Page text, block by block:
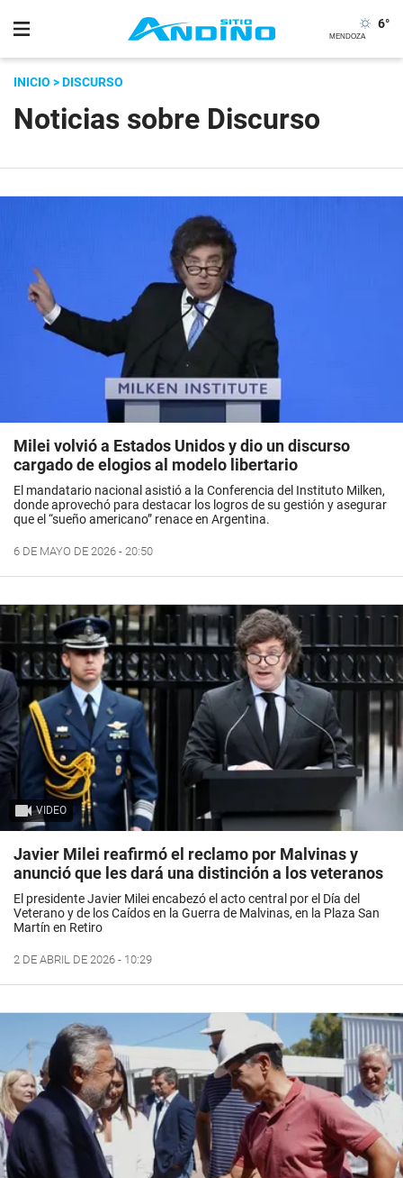
6°
INICIO > DISCURSO
Noticias sobre Discurso
Milei volvió a Estados Unidos y dio un discurso
cargado de elogios al modelo libertario
El mandatario nacional asistió a la Conferencia del Instituto Milken,
donde aprovechó para destacar los logros de su gestión y asegurar
que el “sueño americano” renace en Argentina.
6 DE MAYO DE 2026 - 20:50
VIDEO
Javier Milei reafirmó el reclamo por Malvinas y
anunció que les dará una distinción a los veteranos
El presidente Javier Milei encabezó el acto central por el Día del
Veterano y de los Caídos en la Guerra de Malvinas, en la Plaza San
Martín en Retiro
2 DE ABRIL DE 2026 - 10:29